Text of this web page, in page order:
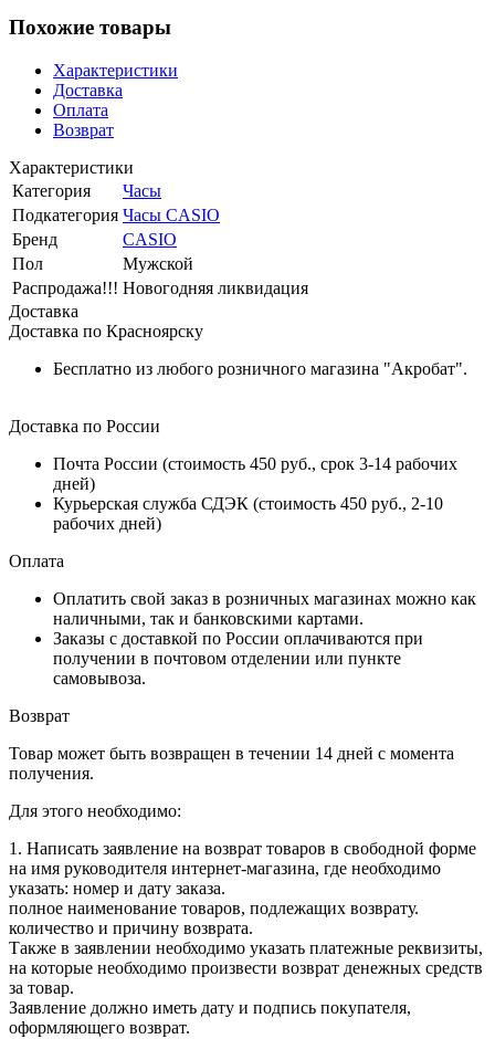
Похожие товары
Характеристики
Доставка
Оплата
Возврат
Характеристики
Категория
Часы
Подкатегория Часы CASIO
Бренд
CASIO
Пол
Мужской
Распродажа!!! Новогодняя ликвидация
Доставка
Доставка по Красноярску
Бесплатно из любого розничного магазина "Акробат".
Доставка по России
Почта России (стоимость 450 руб., срок 3-14 рабочих
дней)
Курьерская служба СДЭК (стоимость 450 руб., 2-10
рабочих дней)
Оплата
Оплатить свой заказ в розничных магазинах можно как
наличными, так и банковскими картами.
Заказы с доставкой по России оплачиваются при
получении в почтовом отделении или пункте
самовывоза.
Возврат
Товар может быть возвращен в течении 14 дней с момента
получения.
Для этого необходимо:
1. Написать заявление на возврат товаров в свободной форме
на имя руководителя интернет-магазина, где необходимо
указать: номер и дату заказа.
полное наименование товаров, подлежащих возврату.
количество и причину возврата.
Также в заявлении необходимо указать платежные реквизиты,
на которые необходимо произвести возврат денежных средств
за товар.
Заявление должно иметь дату и подпись покупателя,
оформляющего возврат.